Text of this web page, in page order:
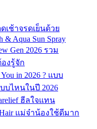
เช้าจรดเย็นด้วย
& Aqua Sun Spray
Gen 2026 รวม
องรู้จัก
in 2026 ? แบบ
ไหนในปี 2026
ฮีลใจแทน
Hair แม่จ๋าน้องใช้ดีมาก